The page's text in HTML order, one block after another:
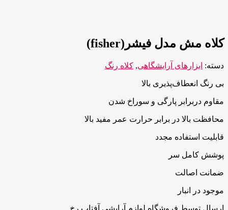
کلاه مش مدل فیشر(fisher)
دسته: ابزارهای آرایشگاهی, کلاه رنگ
بی رنگ انعطاف‌پذیری بالا
مقاوم دربرابر پارگی و سوراخ شدن
محافظت بالا در برابر حرارت عمر مفید بالا
قابلیت استفاده مجدد
پوشش کامل سر
ضمانت اصالت
موجود در انبار
ارسال توسط فروشگاه لوازم آرایشی آفتاب رخ